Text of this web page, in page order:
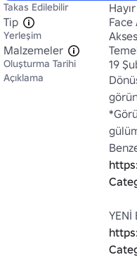
Takas Edilebilir
Hayır
Tip
Face
Yerleşim
Malzemeler
Oluşturma Tarihi 19
Açıklama